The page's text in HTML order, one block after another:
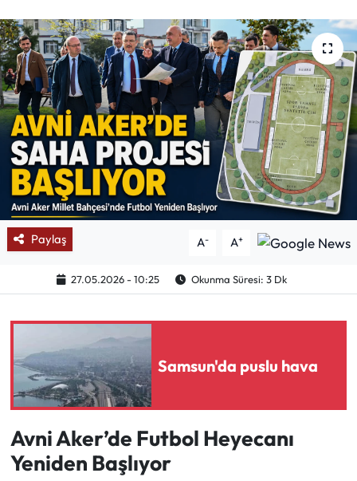
Paylaş A- A+
27.05.2026 - 10:25 Okunma Süresi: 3 Dk
Samsun'da puslu hava
Avni Aker’de Futbol Heyecanı
Yeniden Başlıyor
Mektup Galeri
Röportaj
Manşet
Köşe Yazıları
Karikatür Galeri
BIK
Mektup Galeri
Ekonomi
Sağlık
Turizm